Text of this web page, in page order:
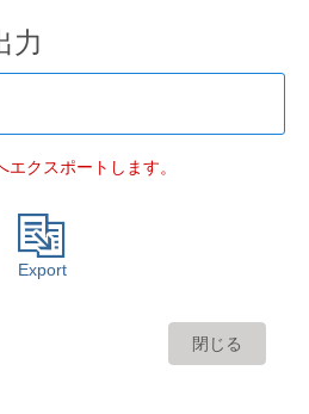
力
クスポートします。
Export